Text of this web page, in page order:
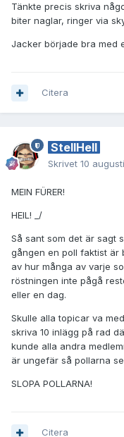
Tänkte precis skriva
biter naglar, ringer via
Jacker började bra med
Citera
StellHell
Skrivet 10
MEIN FÜRER!
HEIL! _/
Så sant som det är sagt
gången en poll faktist är
av hur många av varje
röstningen inte pågå
eller en dag.
Skulle alla topicar va
skriva 10 inlägg på rad
kunde alla andra
är ungefär så pollarna
SLOPA POLLARNA!
Citera